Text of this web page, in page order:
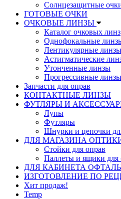
Солнцезащитные
ГОТОВЫЕ ОЧКИ
ОЧКОВЫЕ ЛИНЗЫ
Каталог очковых линз
Однофокальные
Лентикулярные
Астигматические
Утонченные линзы
Прогрессивные линзы
Запчасти для оправ
КОНТАКТНЫЕ ЛИНЗЫ
ФУТЛЯРЫ И
Лупы
Футляры
Шнурки и цепочки
ДЛЯ МАГАЗИНА
Стойки для оправ
Паллеты и ящики для
ДЛЯ КАБИНЕТА
ИЗГОТОВЛЕНИЕ ПО
Хит продаж!
Temp